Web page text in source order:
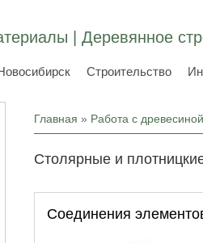
| Деревянное
Строительство
Вы здесь
Главная » Работа с древесиной
Столярные и
Соединения